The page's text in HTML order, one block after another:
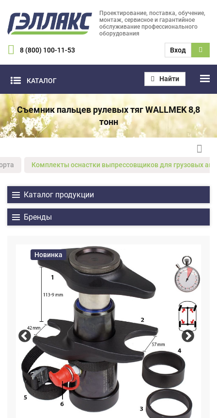
Проектирование, поставка, обучение,
монтаж, сервисное и гарантийное
обслуживание профессионального
оборудования
8 (800) 100-11-53 Вход
КАТАЛОГ Найти
Съемник пальцев рулевых тяг WALLMEK 8,8
тонн
Комплекты оснастки выпрессовщиков для грузовых
Каталог продукции
Бренды
Новинка